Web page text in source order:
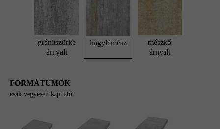
gránitszürke
árnyalt
kagylómész
mészkő
árnyalt
FORMÁTUMOK
csak vegyesen kapható